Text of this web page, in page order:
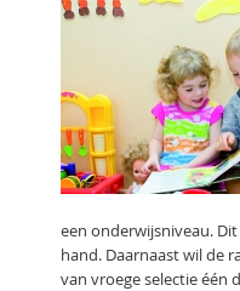
een onderwijsniveau.
hand. Daarnaast wil de
van vroege selectie